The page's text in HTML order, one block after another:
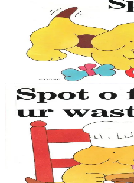
La petite soeur de Spot
Le petit chien Spot est
auxquelles participent les enfants
Cette collection, qui existe...
9,00 €
1 ans et plus
Épuisé
An Here
Spot fait un gâteau
Le petit chien Spot est
auxquelles participent les enfants
Cette collection, qui existe...